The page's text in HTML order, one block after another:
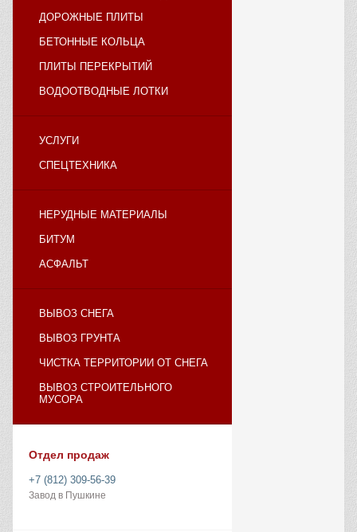
ДОРОЖНЫЕ ПЛИТЫ
БЕТОННЫЕ КОЛЬЦА
ПЛИТЫ ПЕРЕКРЫТИЙ
ВОДООТВОДНЫЕ ЛОТКИ
УСЛУГИ
СПЕЦТЕХНИКА
НЕРУДНЫЕ МАТЕРИАЛЫ
БИТУМ
АСФАЛЬТ
ВЫВОЗ СНЕГА
ВЫВОЗ ГРУНТА
ЧИСТКА ТЕРРИТОРИИ ОТ СНЕГА
ВЫВОЗ СТРОИТЕЛЬНОГО
МУСОРА
Отдел продаж
+7 (812) 309-56-39
Завод в Пушкине